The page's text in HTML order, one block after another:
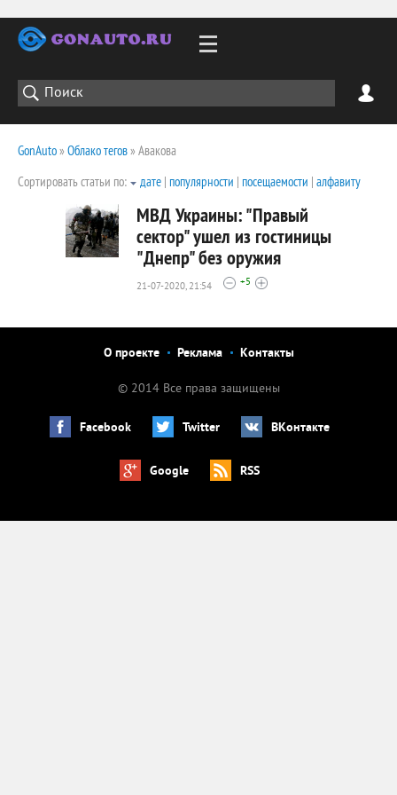
GonAuto» Облако тегов» Авакова
Сортировать статьи по:
дате | популярности | посещаемости | алфавиту
МВД Украины: "Правый
сектор" ушел из гостиницы
"Днепр" без оружия
21-07-2020, 21:54 +5
О проекте Реклама Контакты
© 2014 Все права защищены
Facebook Twitter ВКонтакте
Google RSS